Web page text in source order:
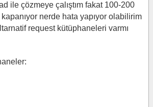
ile çözmeye çalıştım fakat 100-200
nerde hata yapıyor olabilirim
request kütüphaneleri varmı